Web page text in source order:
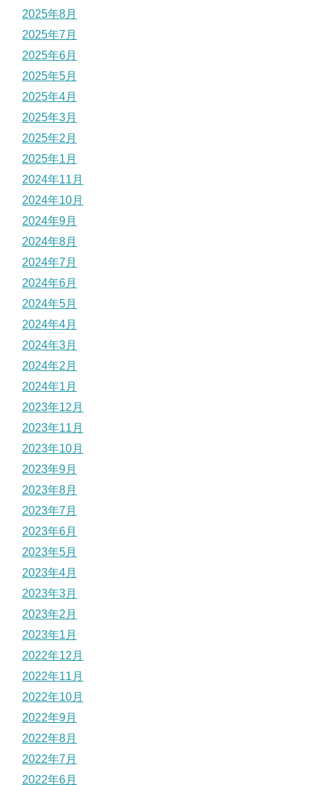
2025年8月
2025年7月
2025年6月
2025年5月
2025年4月
2025年3月
2025年2月
2025年1月
2024年11月
2024年10月
2024年9月
2024年8月
2024年7月
2024年6月
2024年5月
2024年4月
2024年3月
2024年2月
2024年1月
2023年12月
2023年11月
2023年10月
2023年9月
2023年8月
2023年7月
2023年6月
2023年5月
2023年4月
2023年3月
2023年2月
2023年1月
2022年12月
2022年11月
2022年10月
2022年9月
2022年8月
2022年7月
2022年6月